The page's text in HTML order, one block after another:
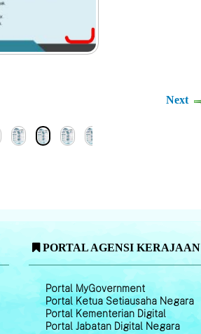
Next
PORTAL AGENSI KERAJAAN
Portal MyGovernment
Portal Ketua Setiausaha Negara
Portal Kementerian Digital
Portal Jabatan Digital Negara